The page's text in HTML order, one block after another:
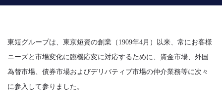
東短グループは、東京短資の創業（1909年4月）以来、常にお客様
ニーズと市場変化に臨機応変に対応するために、資金市場、外国
為替市場、債券市場およびデリバティブ市場の仲介業務等に次々
に参入して参りました。